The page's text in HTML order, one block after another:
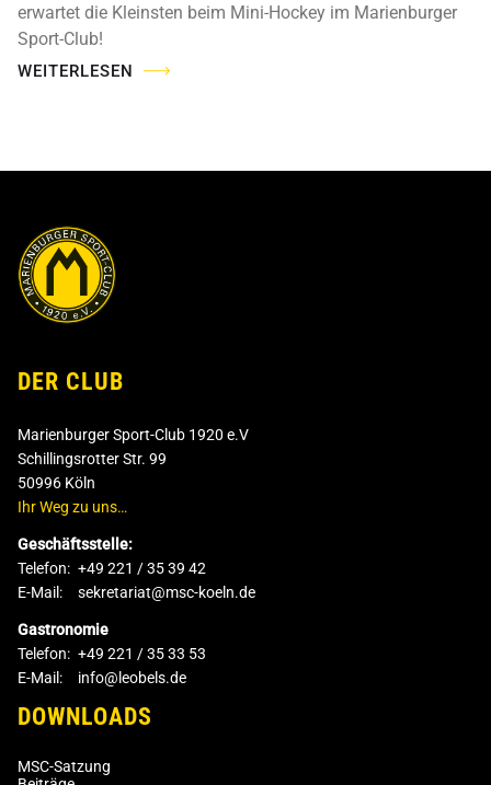
erwartet die Kleinsten beim Mini-Hockey im Marienburger
Sport-Club!
WEITERLESEN
DER CLUB
Marienburger Sport-Club 1920 e.V
Schillingsrotter Str. 99
50996 Köln
Ihr Weg zu uns…
Geschäftsstelle:
Telefon: +49 221 / 35 39 42
E-Mail:
sekretariat@msc-koeln.de
Gastronomie
Telefon: +49 221 / 35 33 53
E-Mail:
info@leobels.de
DOWNLOADS
MSC-Satzung